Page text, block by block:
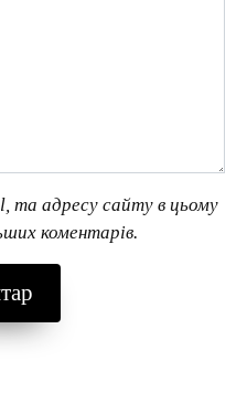
та адресу сайту в цьому
коментарів.